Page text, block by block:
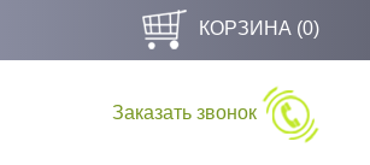
КОРЗИНА (0)
Заказать звонок